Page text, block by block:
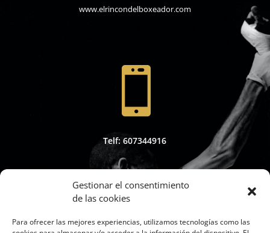
Gestionar el consentimiento
de las cookies
Para ofrecer las mejores experiencias, utilizamos tecnologías como las
www.elrincondelboxeador.com

Telf: 607344916
